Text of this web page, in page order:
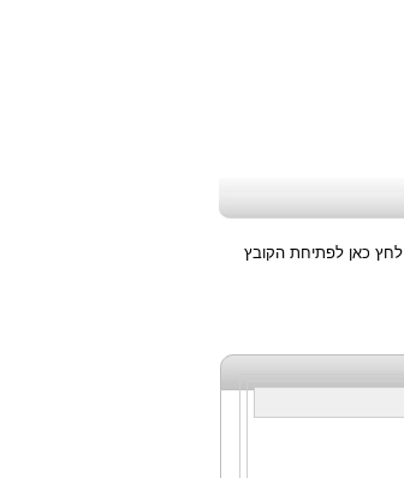
לחץ כאן לפתיחת הקובץ